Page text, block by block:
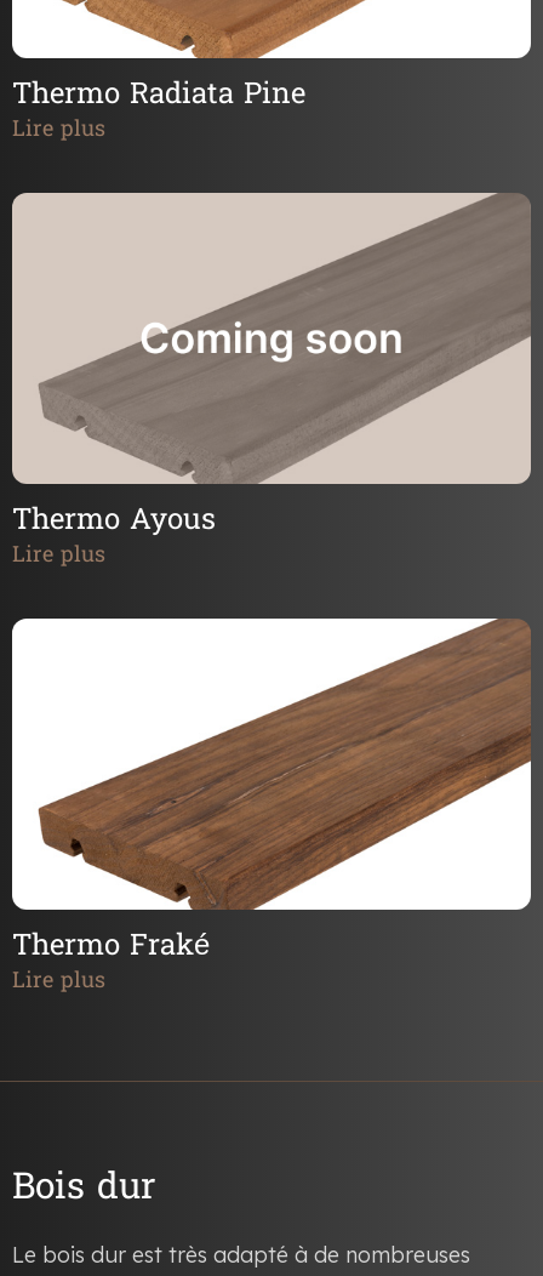
Thermo Radiata Pine
Lire plus
Thermo Ayous
Lire plus
Thermo Fraké
Lire plus
Bois dur
Le bois dur est très adapté à de nombreuses